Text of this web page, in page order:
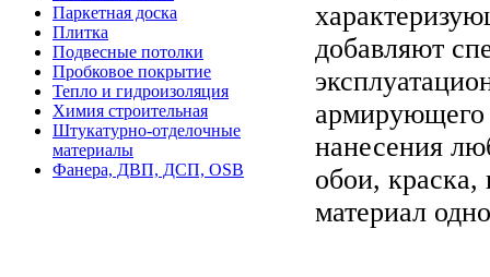
Паркетная доска
Плитка
Подвесные потолки
Пробковое покрытие
Тепло и гидроизоляция
Химия строительная
Штукатурно-отделочные
материалы
Фанера, ДВП, ДСП, OSB
добавляют
армирующего
нанесения
обои, краска,
материал